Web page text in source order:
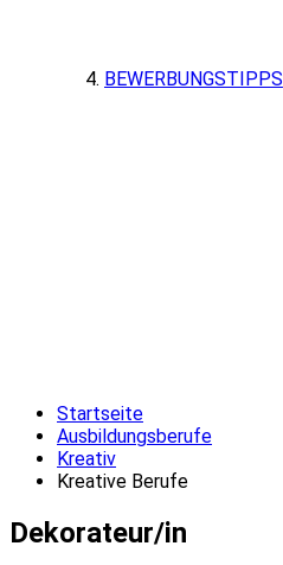
BEWERBUNGSTIPPS
Startseite
Ausbildungsberufe
Kreativ
Kreative Berufe
Dekorateur/in